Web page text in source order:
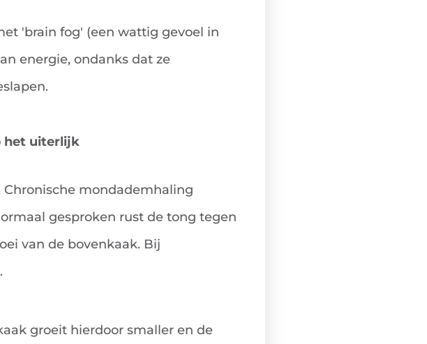
'brain fog' (een wattig gevoel in
energie, ondanks dat ze
het uiterlijk
Chronische mondademhaling
gesproken rust de tong tegen
van de bovenkaak. Bij
groeit hierdoor smaller en de